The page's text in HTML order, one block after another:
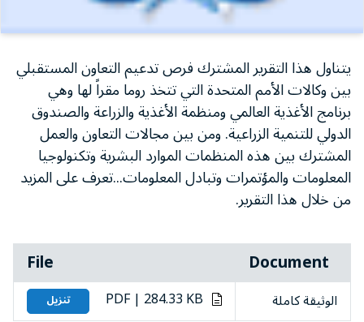
يتناول هذا التقرير المشترك فرص تدعيم التعاون المستقبلي
بين وكالات الأمم المتحدة التي تتخذ روما مقراً لها وهي
برنامج الأغذية العالمي ومنظمة الأغذية والزراعة والصندوق
الدولي للتنمية الزراعية. ومن بين مجالات التعاون والعمل
المشترك بين هذه المنظمات الموارد البشرية وتكنولوجيا
المعلومات والمؤتمرات وتبادل المعلومات...تعرف على المزيد
من خلال هذا التقرير.
Document
File
الوثيقة كاملة PDF | 284.33 KB تنزيل